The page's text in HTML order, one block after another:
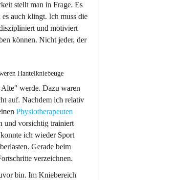
stellt man in Frage. Es
auch klingt. Ich muss die
und motiviert
können. Nicht jeder, der
werde. Dazu waren
auf. Nachdem ich relativ
Physiotherapeuten
und vorsichtig trainiert
ich wieder Sport
Gerade beim
verzeichnen.
bin. Im Kniebereich